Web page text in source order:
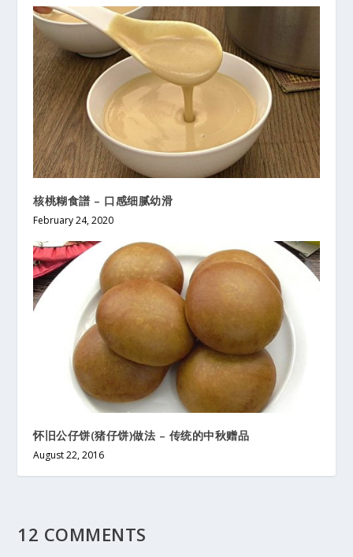
核桃糊食譜 – 口感细腻幼滑
February 24, 2020
怀旧公仔饼(猪仔饼)做法 – 传统的中秋赠品
August 22, 2016
12 COMMENTS